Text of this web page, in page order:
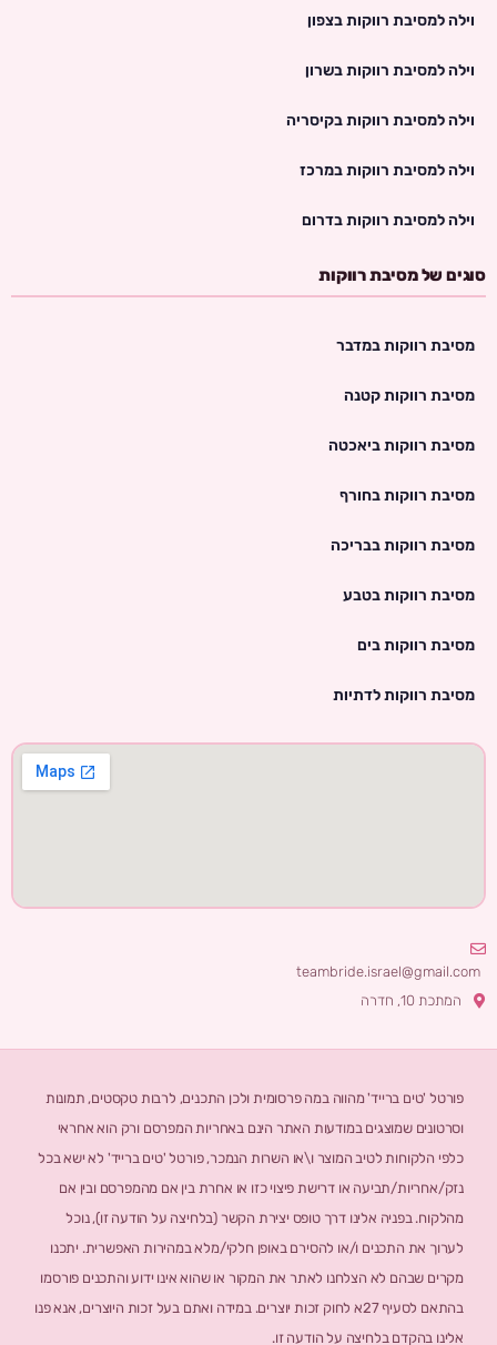
וילה למסיבת רווקות בצפון
וילה למסיבת רווקות בשרון
וילה למסיבת רווקות בקיסריה
וילה למסיבת רווקות במרכז
וילה למסיבת רווקות בדרום
סוגים של מסיבת רווקות
מסיבת רווקות במדבר
מסיבת רווקות קטנה
מסיבת רווקות ביאכטה
מסיבת רווקות בחורף
מסיבת רווקות בבריכה
מסיבת רווקות בטבע
מסיבת רווקות בים
מסיבת רווקות לדתיות
teambride.israel@gmail.com
המתכת 10, חדרה
פורטל 'טים ברייד' מהווה במה פרסומית ולכן התכנים, לרבות טקסטים, תמונות
וסרטונים שמוצגים במודעות האתר הינם באחריות המפרסם ורק הוא אחראי
כלפי הלקוחות לטיב המוצר ו\או השרות הנמכר, פורטל 'טים ברייד' לא ישא בכל
נזק/אחריות/תביעה או דרישת פיצוי כזו או אחרת בין אם מהמפרסם ובין אם
מהלקוח. בפניה אלינו דרך טופס יצירת הקשר (בלחיצה על הודעה זו), נוכל
לערוך את התכנים ו/או להסירם באופן חלקי/מלא במהירות האפשרית. יתכנו
מקרים שבהם לא הצלחנו לאתר את המקור או שהוא אינו ידוע והתכנים פורסמו
בהתאם לסעיף 27א לחוק זכות יוצרים. במידה ואתם בעל זכות היוצרים, אנא פנו
אלינו בהקדם בלחיצה על הודעה זו.​